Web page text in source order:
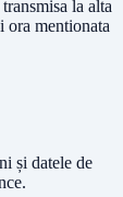
la alta
ora mentionata
și datele de